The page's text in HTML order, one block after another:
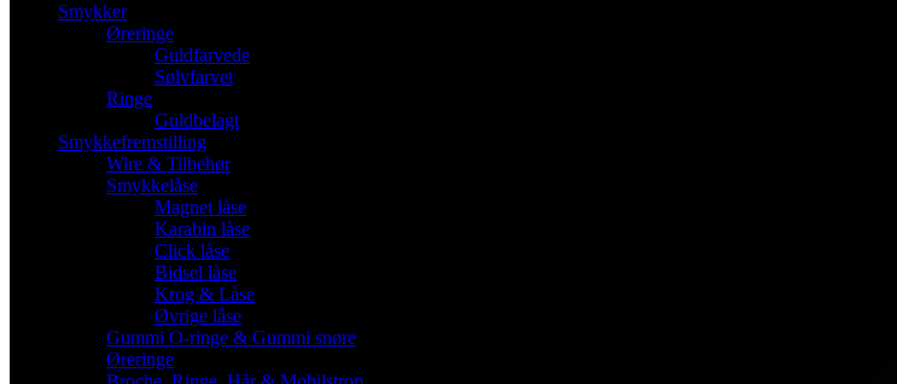
Smykker
Øreringe
Guldfarvede
Sølvfarvet
Ringe
Guldbelagt
Smykkefremstilling
Wire & Tilbehør
Smykkelåse
Magnet låse
Karabin låse
Click låse
Bidsel låse
Krog & Låse
Øvrige låse
Gummi O-ringe & Gummi snøre
Øreringe